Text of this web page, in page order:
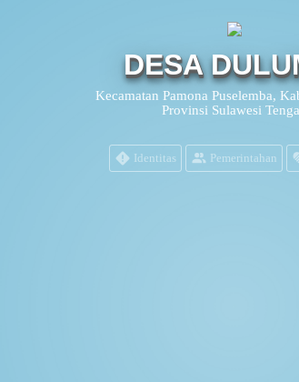
DESA
Kecamatan Pamona Puselemba,
Provinsi Sulawesi
Identitas Pemerintahan